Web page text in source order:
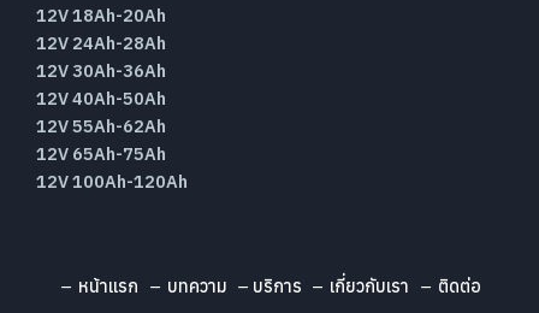
12V 18Ah-20Ah
12V 24Ah-28Ah
12V 30Ah-36Ah
12V 40Ah-50Ah
12V 55Ah-62Ah
12V 65Ah-75Ah
12V 100Ah-120Ah
หน้าแรก บทความ บริการ เกี่ยวกับเรา
ติดต่อ